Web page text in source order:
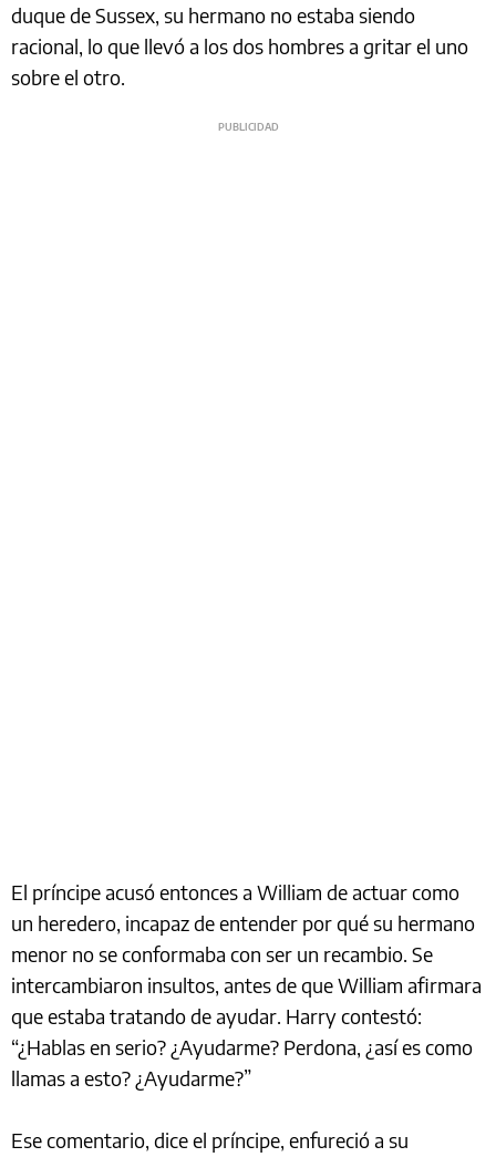
duque de Sussex, su hermano no estaba siendo
racional, lo que llevó a los dos hombres a gritar el uno
sobre el otro.
El príncipe acusó entonces a William de actuar como
un heredero, incapaz de entender por qué su hermano
menor no se conformaba con ser un recambio. Se
intercambiaron insultos, antes de que William afirmara
que estaba tratando de ayudar. Harry contestó:
“¿Hablas en serio? ¿Ayudarme? Perdona, ¿así es como
llamas a esto? ¿Ayudarme?”
Ese comentario, dice el príncipe, enfureció a su